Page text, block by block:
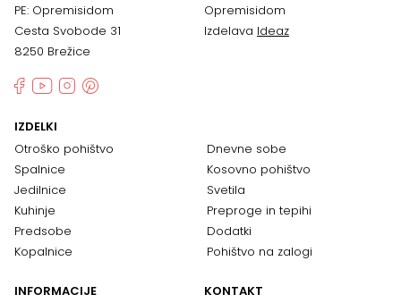
PE: Opremisidom
Cesta Svobode 31
8250 Brežice
Opremisidom
Izdelava Ideaz
IZDELKI
Otroško pohištvo
Spalnice
Jedilnice
Kuhinje
Predsobe
Kopalnice
Dnevne sobe
Kosovno pohištvo
Svetila
Preproge in tepihi
Dodatki
Pohištvo na zalogi
INFORMACIJE
KONTAKT